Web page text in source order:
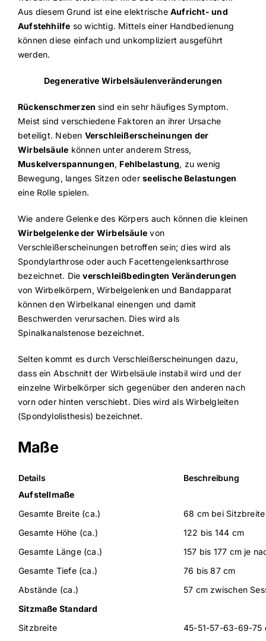
Aus diesem Grund ist eine elektrische Aufricht- und
Aufstehhilfe so wichtig. Mittels einer Handbedienung
können diese einfach und unkompliziert ausgeführt
werden.
Degenerative Wirbelsäulenveränderungen
Rückenschmerzen sind ein sehr häufiges Symptom.
Meist sind verschiedene Faktoren an ihrer Ursache
beteiligt. Neben Verschleißerscheinungen der
Wirbelsäule können unter anderem Stress,
Muskelverspannungen, Fehlbelastung, zu wenig
Bewegung, langes Sitzen oderseelische Belastungen
eine Rolle spielen.
Wie andere Gelenke des Körpers auch können die kleinen
Wirbelgelenke der Wirbelsäule von
Verschleißerscheinungen betroffen sein; dies wird als
Spondylarthrose oder auch Facettengelenksarthrose
bezeichnet. Dieverschleißbedingten Veränderungen
von Wirbelkörpern, Wirbelgelenken und Bandapparat
können den Wirbelkanal einengen und damit
Beschwerden verursachen. Dies wird als
Spinalkanalstenose bezeichnet.
Selten kommt es durch Verschleißerscheinungen dazu,
dass ein Abschnitt der Wirbelsäule instabil wird und der
einzelne Wirbelkörper sich gegenüber den anderen nach
vorn oder hinten verschiebt. Dies wird als Wirbelgleiten
(Spondylolisthesis) bezeichnet.
Maße
Details
Beschreibung
Aufstellmaße
Gesamte Breite (ca.)
68 cm bei Sitzbreite
Gesamte Höhe (ca.)
122 bis 144 cm
Gesamte Länge (ca.)
157 bis 177 cm je
Gesamte Tiefe (ca.)
76 bis 87 cm
Abstände (ca.)
57 cm zwischen
Sitzmaße Standard
Sitzbreite
45-51-57-63-69-75